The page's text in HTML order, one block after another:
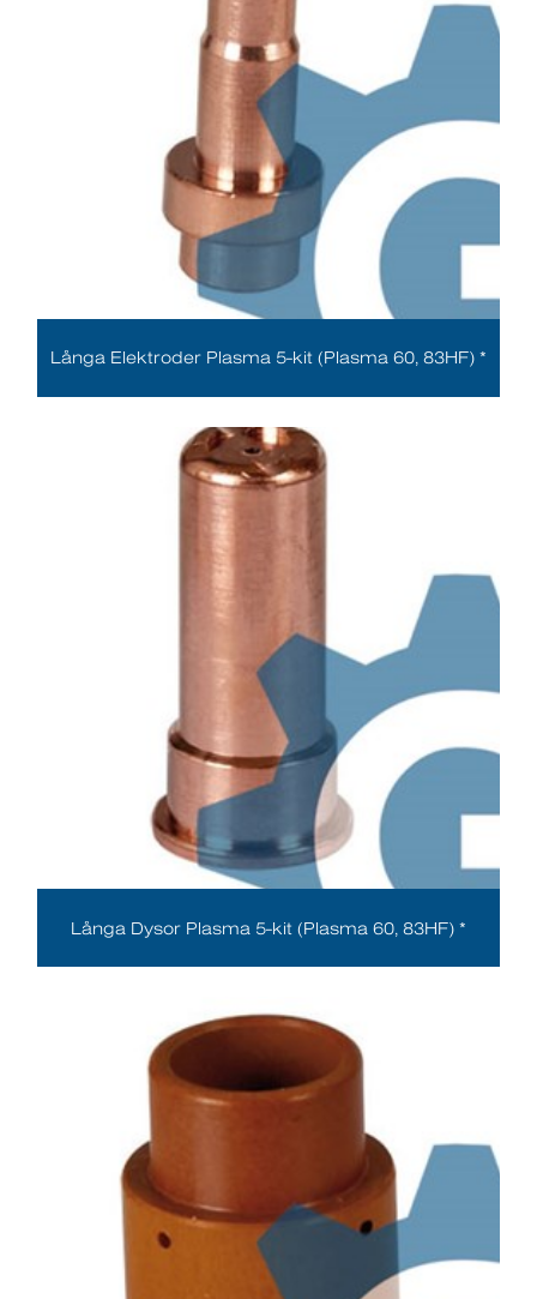
Långa Elektroder Plasma 5-kit (Plasma 60, 83HF) *
Långa Dysor Plasma 5-kit (Plasma 60, 83HF) *